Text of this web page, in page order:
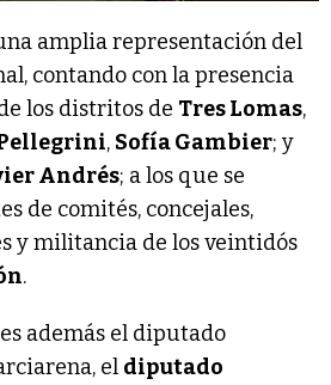
amplia representación del
contando con la presencia
los distritos de Tres Lomas,
, Sofía Gambier; y
Andrés; a los que se
de comités, concejales,
y militancia de los veintidós
.
además el diputado
el diputado